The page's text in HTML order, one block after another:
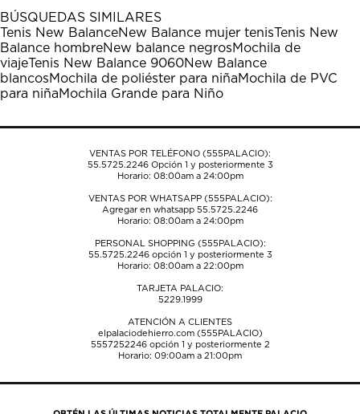
1
estrella
Esta
acción
abrirá
el
formulario
envío.
estrellas.
Esta
acción
abrirá
el
formulario
envío.
estrellas.
Esta
acción
abrirá
el
formulario
envío.
estrellas.
Esta
acción
abrirá
el
formulario
envío.
estrellas.
Esta
acción
abrirá
el
formulario
envío.
BÚSQUEDAS SIMILARES
Tenis New BalanceNew Balance mujer tenisTenis New
Balance hombreNew balance negrosMochila de
viajeTenis New Balance 9060New Balance
blancosMochila de poliéster para niñaMochila de PVC
para niñaMochila Grande para Niño
VENTAS POR TELÉFONO (555PALACIO):
55.5725.2246Opción 1 y posteriormente 3
Horario: 08:00am a 24:00pm
VENTAS POR WHATSAPP (555PALACIO):
Agregar en whatsapp 55.5725.2246
Horario: 08:00am a 24:00pm
PERSONAL SHOPPING (555PALACIO):
55.5725.2246opción 1 y posteriormente 3
Horario: 08:00am a 22:00pm
TARJETA PALACIO:
5229.1999
ATENCIÓN A CLIENTES
elpalaciodehierro.com (555PALACIO)
5557252246opción 1 y posteriormente 2
Horario: 09:00am a 21:00pm